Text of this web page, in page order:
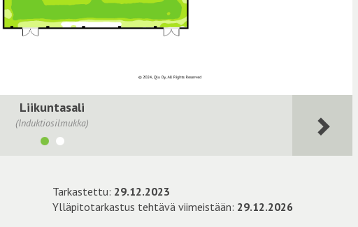
Liikuntasali
(Induktiosilmukka)
Tarkastettu: 29.12.2023
Ylläpitotarkastus tehtävä viimeistään: 29.12.2026